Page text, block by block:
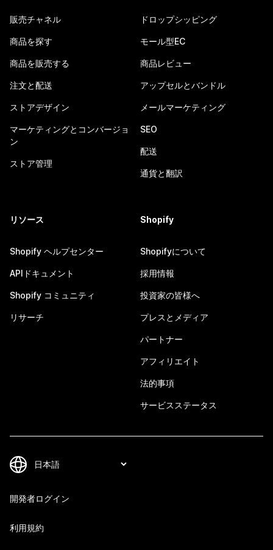
販売チャネル
商品を探す
商品を販売する
注文と配送
ストアデザイン
マーケティングとコンバージョ
ン
ストア管理
ドロップシッピング
モール型EC
商品レビュー
アップセルとバンドル
メールマーケティング
SEO
配送
通貨と翻訳
リソース
Shopify ヘルプセンター
APIドキュメント
Shopify コミュニティ
リサーチ
Shopify
Shopifyについて
採用情報
投資家の皆様へ
プレスとメディア
パートナー
アフィリエイト
法的事項
サービスステータス
開発者ログイン
利用規約